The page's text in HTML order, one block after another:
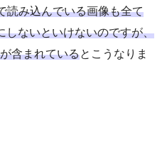
読み込んでいる画像も全て
しないといけないのですが、
含まれているとこうなりま